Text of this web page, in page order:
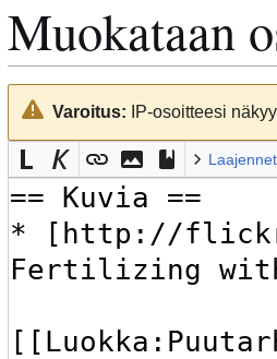
Muokataan
Siirry
navigaatioon
Siirry
hakuunVaroitus: IP-osoitteesi